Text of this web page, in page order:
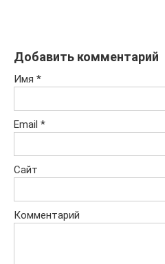
Добавить комментарий
Имя *
Email *
Сайт
Комментарий